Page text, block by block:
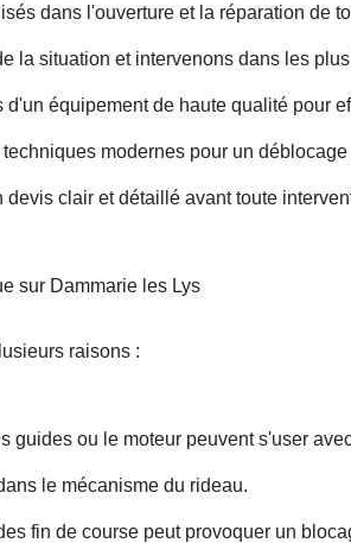
dans l'ouverture et la réparation de
la situation et intervenons dans les
équipement de haute qualité pour
modernes pour un
clair et détaillé avant toute
sur Dammarie les Lys
raisons :
guides ou le moteur peuvent s'user
le mécanisme du rideau.
fin de course peut provoquer un